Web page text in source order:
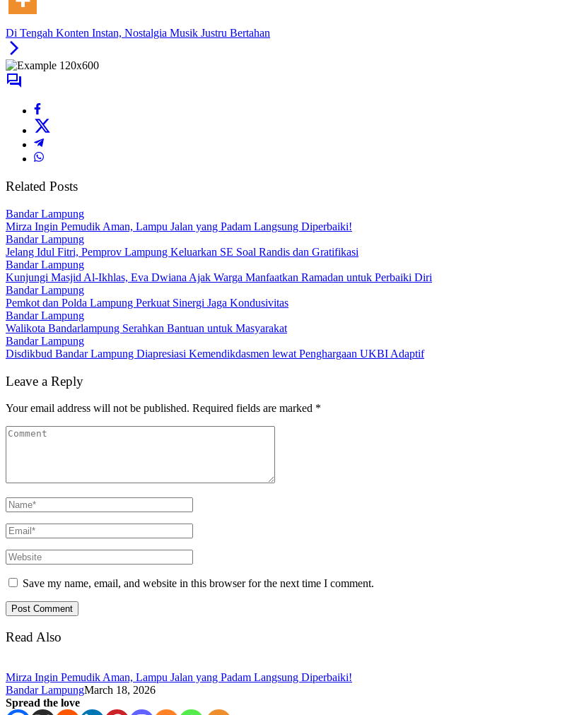
Di Tengah Konten Instan, Nostalgia Musik Justru Bertahan
Related Posts
Bandar Lampung
Mirza Ingin Pemudik Aman, Lampu Jalan yang Padam Langsung Diperbaiki!
Bandar Lampung
Jelang Idul Fitri, Pemprov Lampung Keluarkan SE Soal Randis dan Gratifikasi
Bandar Lampung
Kunjungi Masjid Al-Ikhlas, Eva Dwiana Ajak Warga Manfaatkan Ramadan untuk Perbaiki Diri
Bandar Lampung
Pemkot dan Polda Lampung Perkuat Sinergi Jaga Kondusivitas
Bandar Lampung
Walikota Bandarlampung Serahkan Bantuan untuk Masyarakat
Bandar Lampung
Disdikbud Bandar Lampung Diapresiasi Kemendikdasmen lewat Penghargaan UKBI Adaptif
Leave a Reply
Your email address will not be published. Required fields are marked *
Save my name, email, and website in this browser for the next time I comment.
Read Also
Mirza Ingin Pemudik Aman, Lampu Jalan yang Padam Langsung Diperbaiki!
Bandar LampungMarch 18, 2026
Spread the love